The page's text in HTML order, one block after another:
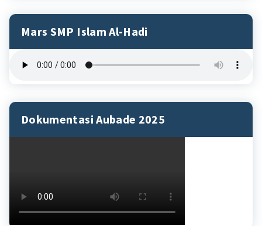
Mars SMP Islam Al-Hadi
Dokumentasi Aubade 2025